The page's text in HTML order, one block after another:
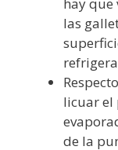
las
licuar el
de la